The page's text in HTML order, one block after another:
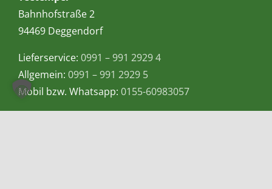
Bahnhofstraße 2
94469 Deggendorf
Lieferservice: 0991 – 991 2929 4
Allgemein: 0991 – 991 2929 5
Mobil bzw. Whatsapp: 0155-60983057